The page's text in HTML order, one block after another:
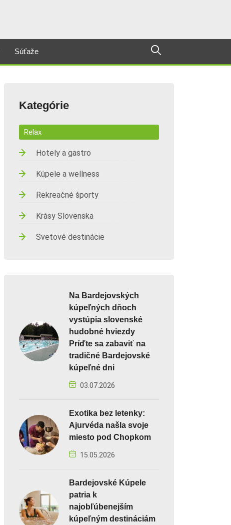
Súťaže
Kategórie
Relax
Hotely a gastro
Kúpele a wellness
Rekreačné športy
Krásy Slovenska
Svetové destinácie
Na Bardejovských
kúpeľných dňoch
vystúpia slovenské
hudobné hviezdy
Príďte sa zabaviť na
tradičné Bardejovské
kúpeľné dni
03.07.2026
Exotika bez letenky:
Ajurvéda našla svoje
miesto pod Chopkom
15.05.2026
Bardejovské Kúpele
patria k
najobľúbenejším
kúpeľným destináciám